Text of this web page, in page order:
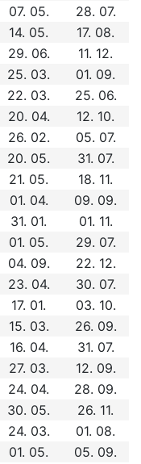
07. 05.
28. 07.
14. 05.
17. 08.
29. 06.
11. 12.
25. 03.
01. 09.
22. 03.
25. 06.
20. 04.
12. 10.
26. 02.
05. 07.
20. 05.
31. 07.
21. 05.
18. 11.
01. 04.
09. 09.
31. 01.
01. 11.
01. 05.
29. 07.
04. 09.
22. 12.
23. 04.
30. 07.
17. 01.
03. 10.
15. 03.
26. 09.
16. 04.
31. 07.
27. 03.
12. 09.
24. 04.
28. 09.
30. 05.
26. 11.
24. 03.
01. 08.
01. 05.
05. 09.